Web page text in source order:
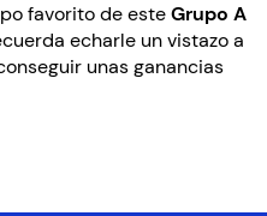
favorito de esteGrupo A
echarle un vistazo a
unas ganancias